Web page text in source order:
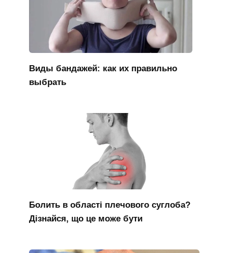
Виды бандажей: как их правильно
выбрать
Болить в області плечового суглоба?
Дізнайся, що це може бути